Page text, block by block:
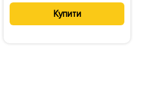
Купити